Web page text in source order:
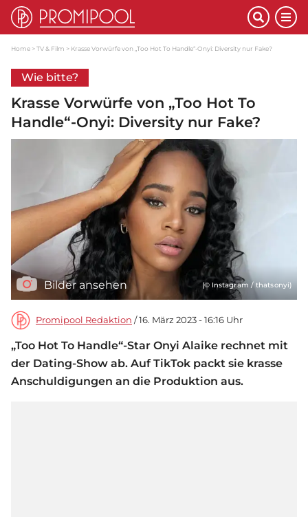
Home TV & Film Krasse Vorwürfe von „Too Hot To Handle“-Onyi: Diversity nur Fake?
Wie bitte?
Krasse Vorwürfe von „Too Hot To
Handle“-Onyi: Diversity nur Fake?
Bilder ansehen (© Instagram / thatsonyi)
Promipool Redaktion / 16. März 2023 - 16:16 Uhr
„Too Hot To Handle“-Star Onyi Alaike rechnet mit
der Dating-Show ab. Auf TikTok packt sie krasse
Anschuldigungen an die Produktion aus.